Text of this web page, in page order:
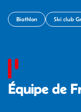
Biathlon Ski club
Équipe de